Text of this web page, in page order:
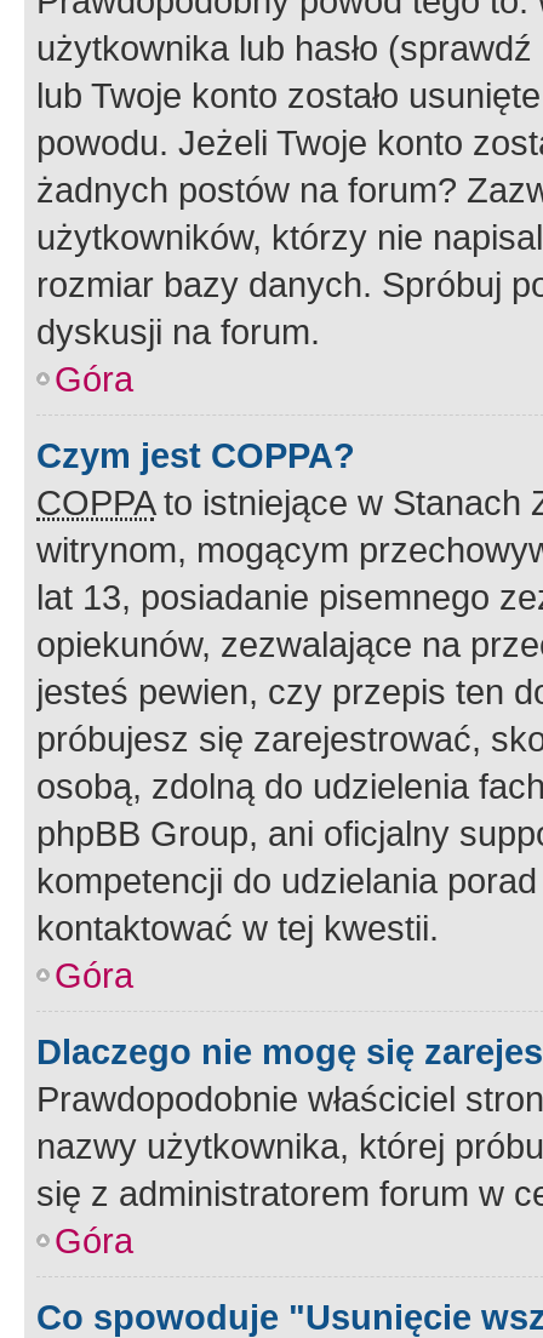
użytkownika lub hasło
lub Twoje konto zostało
powodu. Jeżeli Twoje konto
żadnych postów na forum?
użytkowników, którzy nie
rozmiar bazy danych. Spróbuj
dyskusji na forum.
Góra
Czym jest COPPA?
COPPAto istniejące w Stanach
witrynom, mogącym
lat 13, posiadanie pisemnego
opiekunów, zezwalające na
jesteś pewien, czy przepis ten
próbujesz się zarejestrować,
osobą, zdolną do udzielenia
phpBB Group, ani oficjalny
kompetencji do udzielania
kontaktować w tej kwestii.
Góra
Dlaczego nie mogę się
Prawdopodobnie właściciel
nazwy użytkownika, której
się z administratorem forum w
Góra
Co spowoduje "Usunięcie